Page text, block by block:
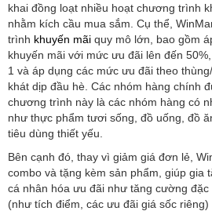
khai đồng loạt nhiều hoạt chương trình
nhằm kích cầu mua sắm. Cụ thể,
trình khuyến mãi quy mô lớn, bao gồm
khuyến mãi với mức ưu đãi lên đến
1 và áp dụng các mức ưu đãi theo
khát dịp đầu hè. Các nhóm hàng chính
chương trình này là các nhóm hàng có
như thực phẩm tươi sống, đồ uống, đồ
tiêu dùng thiết yếu.
Bên cạnh đó, thay vì giảm giá đơn lẻ,
combo và tặng kèm sản phẩm, giúp gia
cá nhân hóa ưu đãi như tăng cường đặc
(như tích điểm, các ưu đãi giá sốc